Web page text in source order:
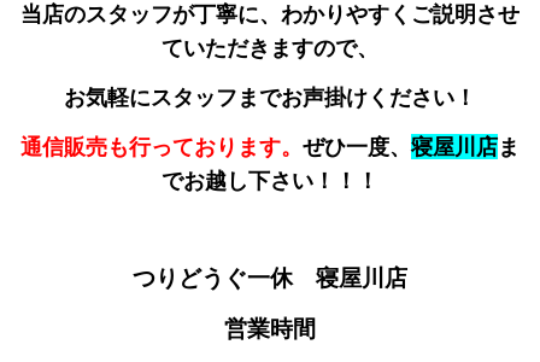
当店のスタッフが丁寧に、わかりやすくご説明させ
ていただきますので、
お気軽にスタッフまでお声掛けください！
通信販売も行っております。 ぜひ一度、寝屋川店ま
でお越し下さい！！！
つりどうぐ一休 寝屋川店
営業時間